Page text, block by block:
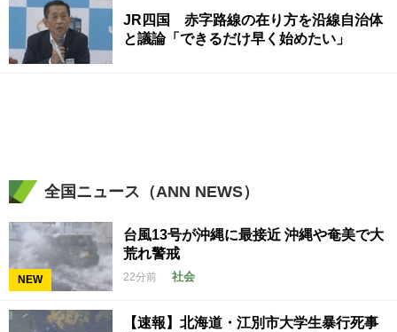
JR四国 赤字路線の在り方を沿線自治体
と議論「できるだけ早く始めたい」
全国ニュース（ANN NEWS）
NEW
台風13号が沖縄に最接近 沖縄や奄美で大
荒れ警戒
22分前 社会
【速報】北海道・江別市大学生暴行死事